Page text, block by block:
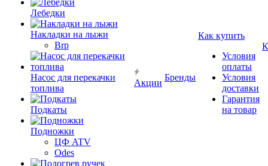
Лебедки
Накладки на лыжи
Brp
Насос для перекачки
топлива
Подкаты
Подножки
ЦФ ATV
Odes
Акции
Бренды
Как купить
Условия
оплаты
Условия
доставки
Гарантия
на товар